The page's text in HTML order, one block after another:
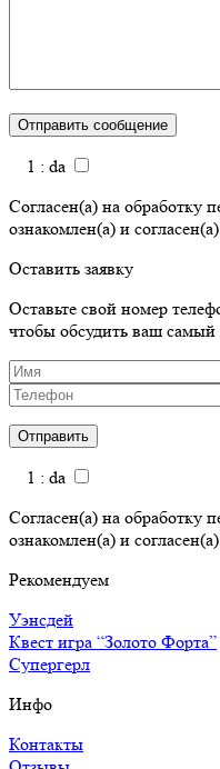
1 : da
Согласен(а) на обработку
ознакомлен(а) и
Оставить заявку
Оставьте свой номер
чтобы обсудить ваш
1 : da
Согласен(а) на обработку
ознакомлен(а) и
Рекомендуем
Уэнсдей
Квест игра “Золото Форта”
Супергерл
Инфо
Контакты